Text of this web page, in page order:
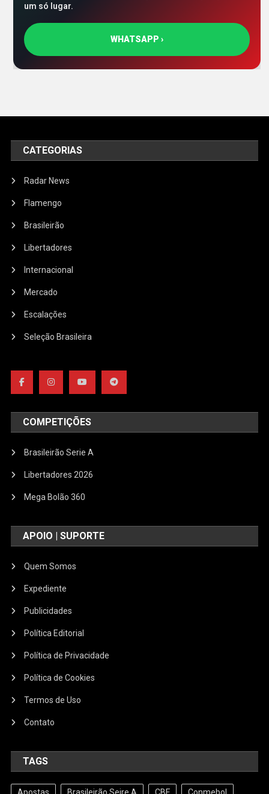
um só lugar.
WHATSAPP ›
CATEGORIAS
Radar News
Flamengo
Brasileirão
Libertadores
Internacional
Mercado
Escalações
Seleção Brasileira
COMPETIÇÕES
Brasileirão Serie A
Libertadores 2026
Mega Bolão 360
APOIO | SUPORTE
Quem Somos
Expediente
Publicidades
Política Editorial
Política de Privacidade
Política de Cookies
Termos de Uso
Contato
TAGS